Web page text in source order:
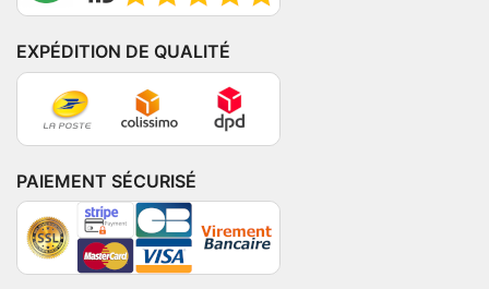
EXPÉDITION DE QUALITÉ
PAIEMENT SÉCURISÉ